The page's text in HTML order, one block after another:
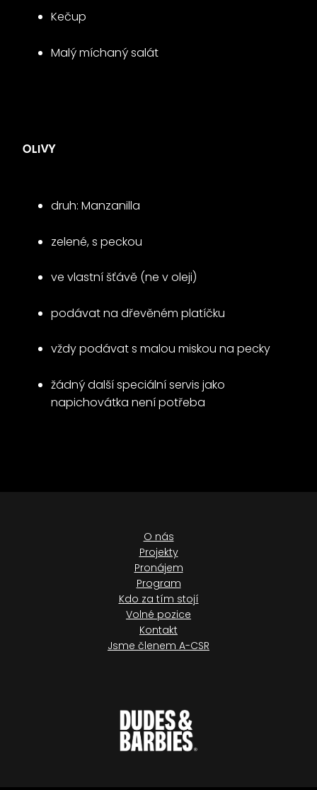
Kečup
Malý míchaný salát
OLIVY
druh: Manzanilla
zelené, s peckou
ve vlastní šťávě (ne v oleji)
podávat na dřevěném platíčku
vždy podávat s malou miskou na pecky
žádný další speciální servis jako
napichovátka není potřeba
O nás
Projekty
Pronájem
Program
Kdo za tím stojí
Volné pozice
Kontakt
Jsme členem A-CSR